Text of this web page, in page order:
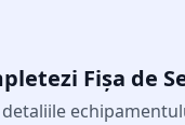
Fișa de